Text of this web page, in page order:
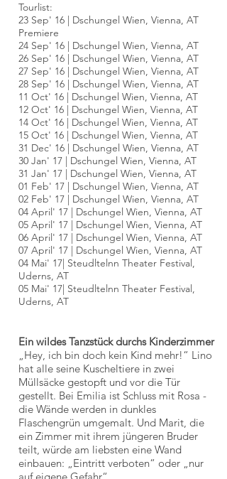
Tourlist:
23 Sep' 16 | Dschungel Wien, Vienna, AT
Premiere
24 Sep' 16 | Dschungel Wien, Vienna, AT
26 Sep' 16 | Dschungel Wien, Vienna, AT
27 Sep' 16 | Dschungel Wien, Vienna, AT
28 Sep' 16 | Dschungel Wien, Vienna, AT
11 Oct' 16 | Dschungel Wien, Vienna, AT
12 Oct' 16 | Dschungel Wien, Vienna, AT
14 Oct' 16 | Dschungel Wien, Vienna, AT
15 Oct' 16 | Dschungel Wien, Vienna, AT
31 Dec' 16 | Dschungel Wien, Vienna, AT
30 Jan' 17 | Dschungel Wien, Vienna, AT
31 Jan' 17 | Dschungel Wien, Vienna, AT
01 Feb' 17 | Dschungel Wien, Vienna, AT
02 Feb' 17 | Dschungel Wien, Vienna, AT
04 April' 17 | Dschungel Wien, Vienna, AT
05 April' 17 | Dschungel Wien, Vienna, AT
06 April' 17 | Dschungel Wien, Vienna, AT
07 April' 17 | Dschungel Wien, Vienna, AT
04 Mai' 17| Steudltelnn Theater Festival,
Uderns, AT
05 Mai' 17| Steudltelnn Theater Festival,
Uderns, AT
Ein wildes Tanzstück durchs Kinderzimmer
„Hey, ich bin doch kein Kind mehr!“ Lino
hat alle seine Kuscheltiere in zwei
Müllsäcke gestopft und vor die Tür
gestellt. Bei Emilia ist Schluss mit Rosa -
die Wände werden in dunkles
Flaschengrün umgemalt. Und Marit, die
ein Zimmer mit ihrem jüngeren Bruder
teilt, würde am liebsten eine Wand
einbauen: „Eintritt verboten“ oder „nur